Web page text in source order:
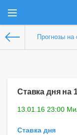
Прогнозы на
Ставка дня на
13.01.16 23:00
Ставка дня